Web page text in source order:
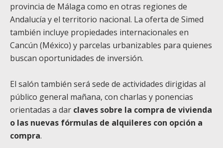
provincia de Málaga como en otras regiones de
Andalucía y el territorio nacional. La oferta de Simed
también incluye propiedades internacionales en
Cancún (México) y parcelas urbanizables para quienes
buscan oportunidades de inversión.
El salón también será sede de actividades dirigidas al
público general mañana, con charlas y ponencias
orientadas a dar claves sobre la compra de vivienda
o las nuevas fórmulas de alquileres con opción a
compra.